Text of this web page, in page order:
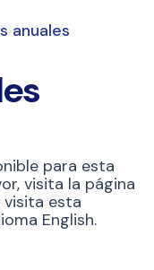
anuales
para esta
visita la página
visita esta
English.